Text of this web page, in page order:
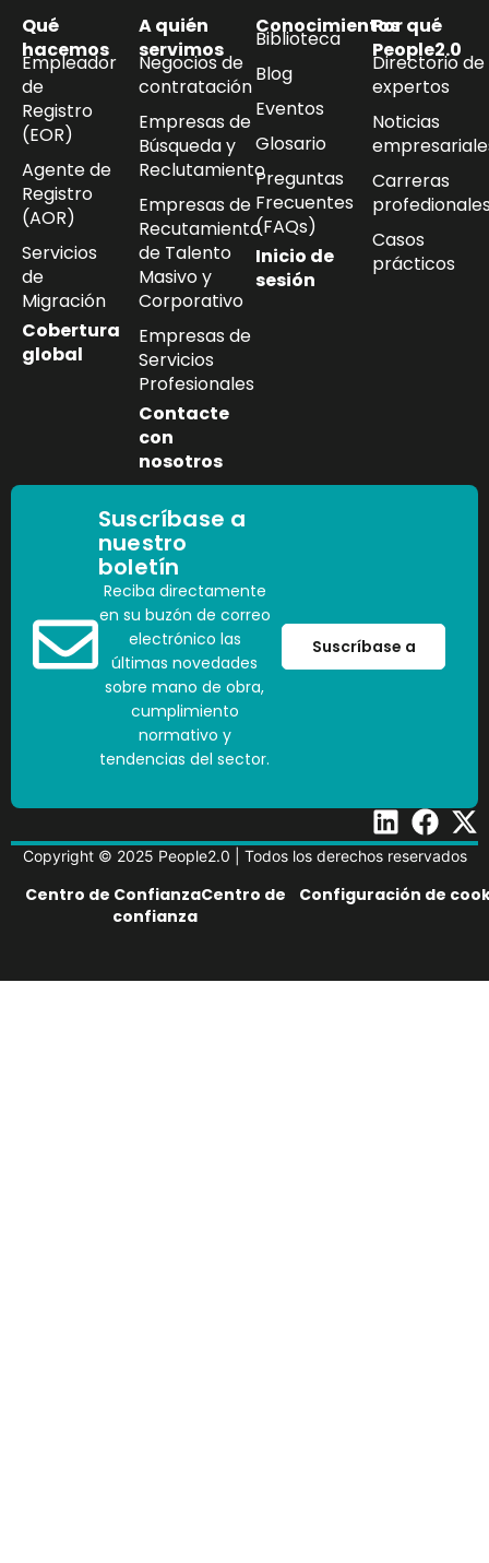
Qué
hacemos
Empleador
de
Registro
(EOR)
Agente de
Registro
(AOR)
Servicios
de
Migración
Cobertura
global
A quién
servimos
Negocios de
contratación
Empresas de
Búsqueda y
Reclutamiento
Empresas de
Recutamiento
de Talento
Masivo y
Corporativo
Empresas de
Servicios
Profesionales
Contacte
con
nosotros
Conocimientos
Biblioteca
Blog
Eventos
Glosario
Preguntas
Frecuentes
(FAQs)
Inicio de
sesión
Por qué
People2.0
Directorio de
expertos
Noticias
Carreras
Casos
prácticos
Suscríbase a
nuestro
boletín
Reciba directamente
en su buzón de correo
electrónico las
últimas novedades
sobre mano de obra,
cumplimiento
normativo y
tendencias del sector.
Suscríbase a
Copyright © 2025 People2.0 | Todos los derechos reservados
Centro de ConfianzaCentro de
confianza
Configuración de